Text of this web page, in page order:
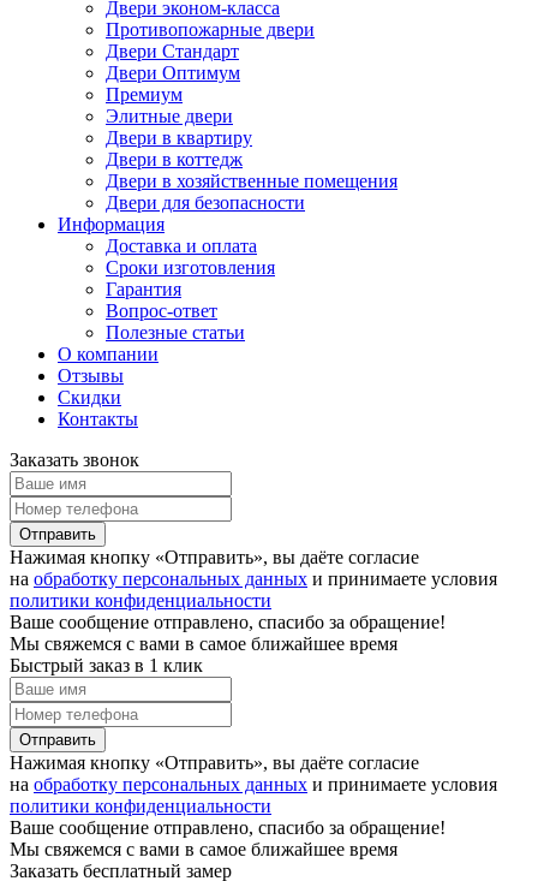
Двери эконом-класса
Противопожарные двери
Двери Стандарт
Двери Оптимум
Премиум
Элитные двери
Двери в квартиру
Двери в коттедж
Двери в хозяйственные помещения
Двери для безопасности
Информация
Доставка и оплата
Сроки изготовления
Гарантия
Вопрос-ответ
Полезные статьи
О компании
Отзывы
Скидки
Контакты
Заказать звонок
Отправить
Нажимая кнопку «Отправить», вы даёте согласие
на обработку персональных данных и принимаете условия
политики конфиденциальности
Ваше сообщение отправлено, спасибо за обращение!
Мы свяжемся с вами в самое ближайшее время
Быстрый заказ в 1 клик
Отправить
Нажимая кнопку «Отправить», вы даёте согласие
на обработку персональных данных и принимаете условия
политики конфиденциальности
Ваше сообщение отправлено, спасибо за обращение!
Мы свяжемся с вами в самое ближайшее время
Заказать бесплатный замер